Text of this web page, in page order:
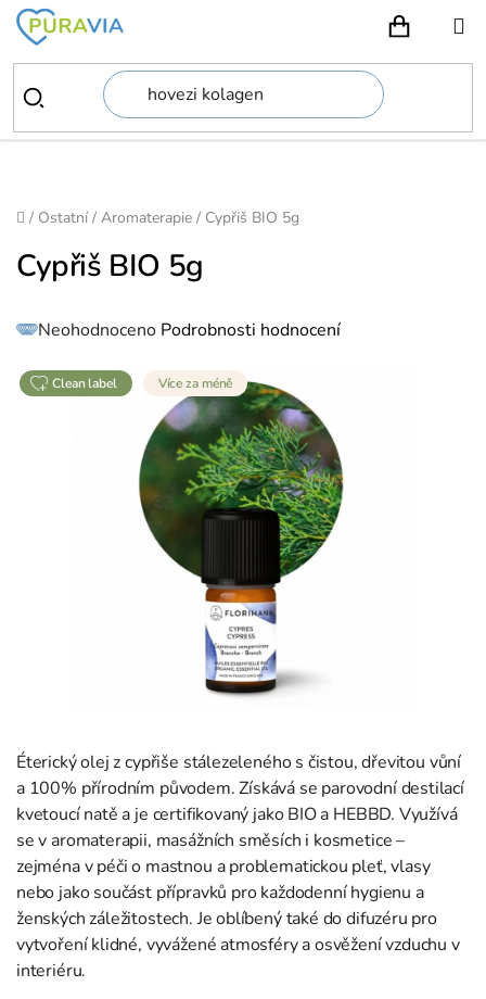
Přejít
obsah
Domů
/ Ostatní / Aromaterapie / Cypřiš BIO 5g
Éterický olej z cypřiše stálezeleného s čistou, dřevitou vůní
a 100% přírodním původem. Získává se parovodní destilací
kvetoucí natě a je certifikovaný jako BIO a HEBBD. Využívá
se v aromaterapii, masážních směsích i kosmetice –
zejména v péči o mastnou a problematickou pleť, vlasy
nebo jako součást přípravků pro každodenní hygienu a
ženských záležitostech. Je oblíbený také do difuzéru pro
vytvoření klidné, vyvážené atmosféry a osvěžení vzduchu v
interiéru.
Cypřiš BIO 5g
Průměrné
hodnocení
0,0
z
5
Neohodnoceno Podrobnosti hodnocení
clean label Více za méně